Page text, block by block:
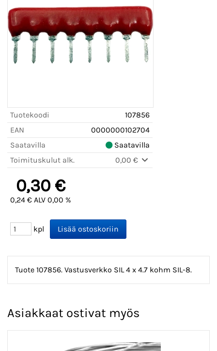
Tuotekoodi
107856
EAN
0000000102704
Saatavilla
Saatavilla
Toimituskulut alk.
0,00 €
0,30 €
0,24 € ALV 0,00 %
kpl
Tuote 107856. Vastusverkko SIL 4 x 4.7 kohm SIL-8.
Asiakkaat ostivat myös